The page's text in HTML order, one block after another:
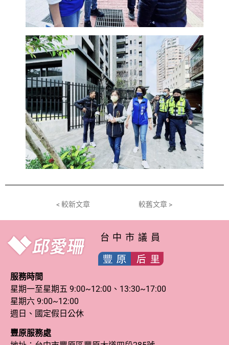
< 較新文章 較舊文章 >
台中市議員
服務時間
星期一至星期五 9:00~12:00、13:30~17:00
星期六 9:00~12:00
週日、國定假日公休
豐原服務處